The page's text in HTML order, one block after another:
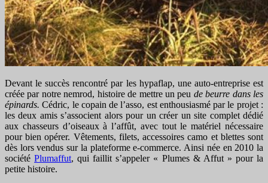
Devant le succès rencontré par les hypaflap, une auto-entreprise est
créée par notre nemrod, histoire de mettre un peu de beurre dans les
épinards. Cédric, le copain de l’asso, est enthousiasmé par le projet :
les deux amis s’associent alors pour un créer un site complet dédié
aux chasseurs d’oiseaux à l’affût, avec tout le matériel nécessaire
pour bien opérer. Vêtements, filets, accessoires camo et blettes sont
dès lors vendus sur la plateforme e-commerce. Ainsi née en 2010 la
sociétéPlumaffut, qui faillit s’appeler « Plumes & Affut » pour la
petite histoire.